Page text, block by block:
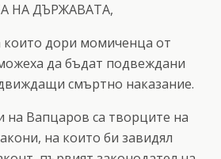
НА ДЪРЖАВАТА,
които дори момиченца от
да бъдат подвеждани
смъртно наказание.
на Вапцаров са творците на
на които би завидял